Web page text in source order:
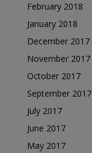
February 2018
January 2018
December 2017
November 2017
October 2017
September 2017
July 2017
June 2017
May 2017